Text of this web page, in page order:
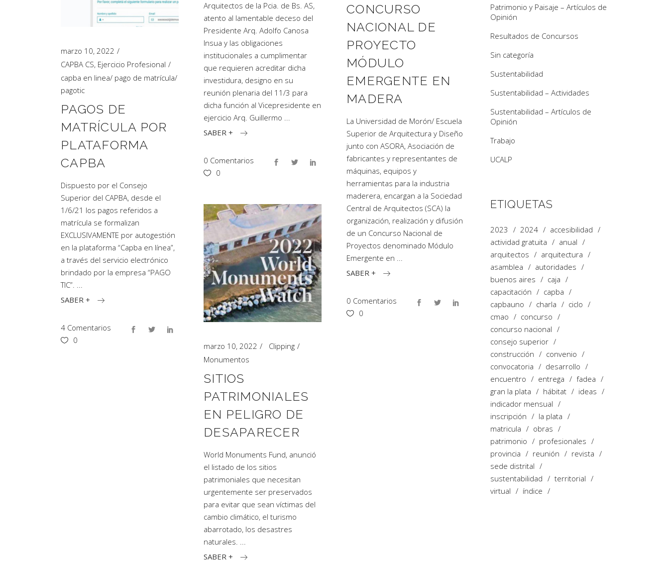
Arquitectos de la Pcia. de Bs. AS,
atento al lamentable deceso del
Presidente Arq. Adolfo Canosa
Insua y las obligaciones
institucionales a cumplimentar
que requieren acreditar dicha
investidura, designo en su
reunión plenaria del 11/3 para
dicha función al Vicepresidente en
ejercicio Arq. Guillermo
SABER +
0 Comentarios
0
CONCURSO
NACIONAL DE
PROYECTO
MÓDULO
EMERGENTE EN
MADERA
La Universidad de Morón/ Escuela
Superior de Arquitectura y Diseño
junto con ASORA, Asociación de
fabricantes y representantes de
máquinas, equipos y
herramientas para la industria
maderera, encargan a la Sociedad
Central de Arquitectos (SCA) la
organización, realización y difusión
de un Concurso Nacional de
Proyectos denominado Módulo
Emergente en
SABER +
0 Comentarios
0
marzo 10, 2022
CAPBA CS, Ejercicio Profesional
capba en linea/ pago de matrícula/
pagotic
PAGOS DE
MATRÍCULA POR
PLATAFORMA
CAPBA
Dispuesto por el Consejo
Superior del CAPBA, desde el
1/6/21 los pagos referidos a
matrícula se formalizan
EXCLUSIVAMENTE por autogestión
en la plataforma “Capba en línea”,
a través del servicio electrónico
brindado por la empresa “PAGO
TIC”.
SABER +
4 Comentarios
0
marzo 10, 2022
Clipping
Monumentos
SITIOS
PATRIMONIALES
EN PELIGRO DE
DESAPARECER
World Monuments Fund, anunció
el listado de los sitios
patrimoniales que necesitan
urgentemente ser preservados
para evitar que sean víctimas del
cambio climático, el turismo
abarrotado, los desastres
naturales.
SABER +
Patrimonio y Paisaje – Artículos de
Opinión
Resultados de Concursos
Sin categoría
Sustentabilidad
Sustentabilidad – Actividades
Sustentabilidad – Artículos de
Opinión
Trabajo
UCALP
ETIQUETAS
2023 2024
accesibilidad
actividad gratuita
anual
arquitectos
arquitectura
asamblea
autoridades
buenos aires
caja
capacitación
capba
capbauno
charla
ciclo
cmao
concurso
concurso nacional
consejo superior
construcción
convenio
convocatoria
desarrollo
encuentro
entrega
fadea
gran la plata
hábitat
ideas
indicador mensual
inscripción
la plata
matricula
obras
patrimonio
profesionales
provincia
reunión
revista
sede distrital
sustentabilidad
territorial
virtual
índice